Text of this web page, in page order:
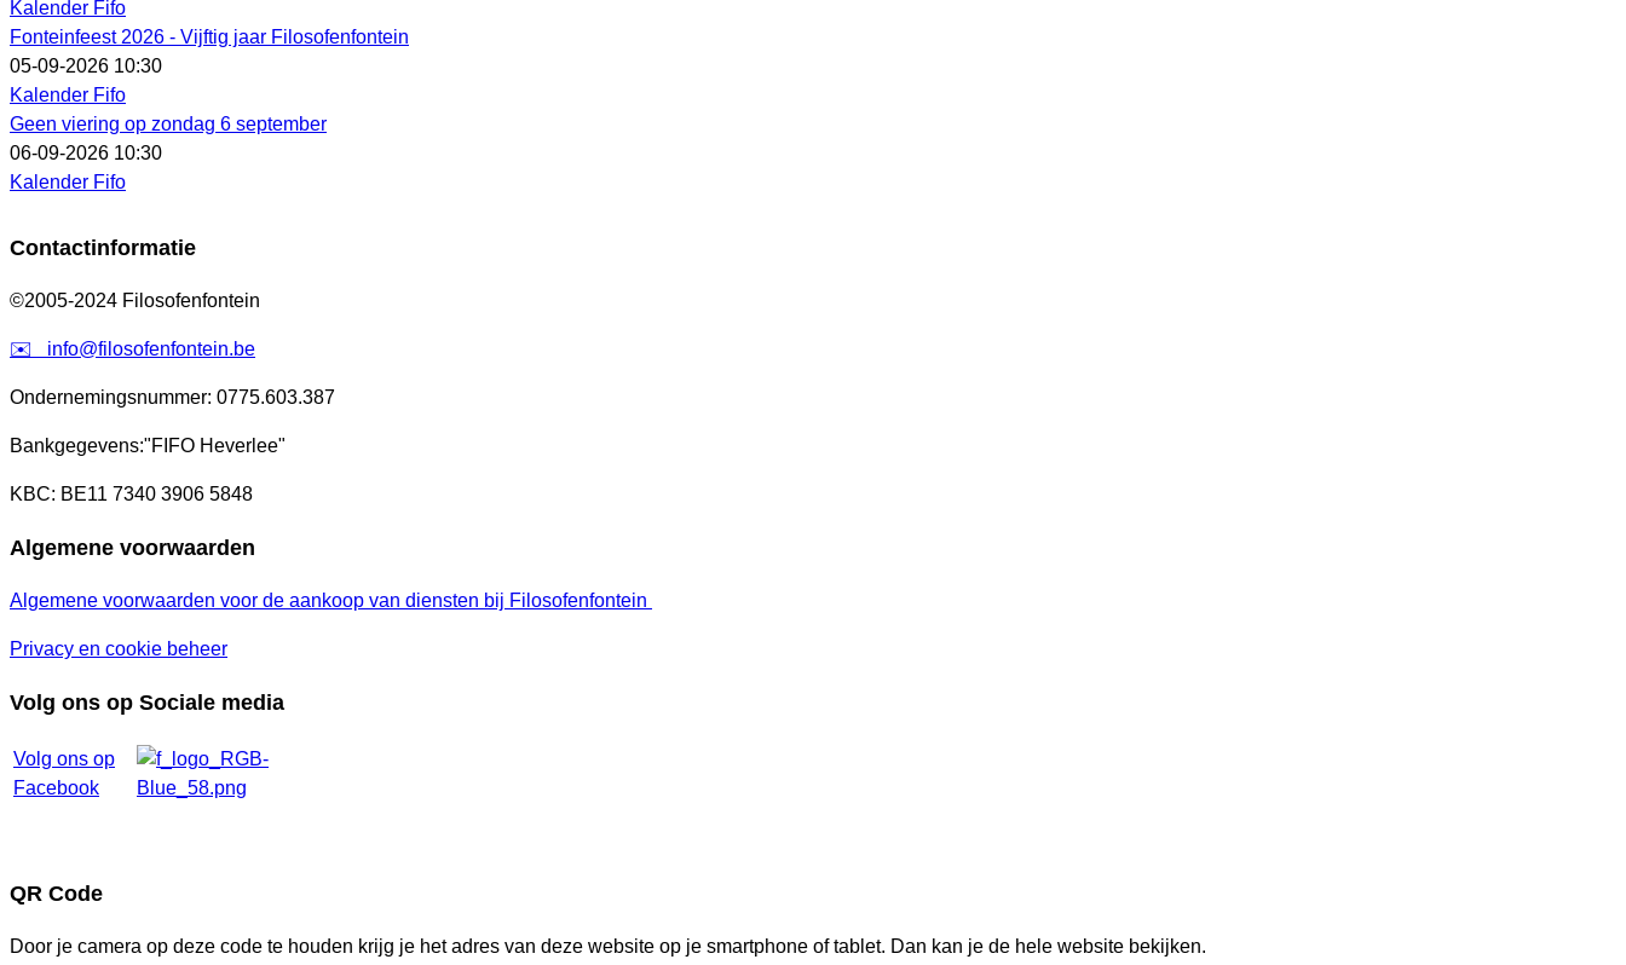
Kalender Fifo
Fonteinfeest 2026 - Vijftig jaar Filosofenfontein
05-09-2026 10:30
Kalender Fifo
Geen viering op zondag 6 september
06-09-2026 10:30
Kalender Fifo
Contactinformatie
©2005-2024 Filosofenfontein
✉️ info@filosofenfontein.be
Ondernemingsnummer: 0775.603.387
Bankgegevens:"FIFO Heverlee"
KBC: BE11 7340 3906 5848
Algemene voorwaarden
Algemene voorwaarden voor de aankoop van diensten bij Filosofenfontein
Privacy en cookie beheer
Volg ons op Sociale media
Volg ons op
Facebook
QR Code
Door je camera op deze code te houden krijg je het adres van deze website op je smartphone of tablet. Dan kan je de hele website bekijken.